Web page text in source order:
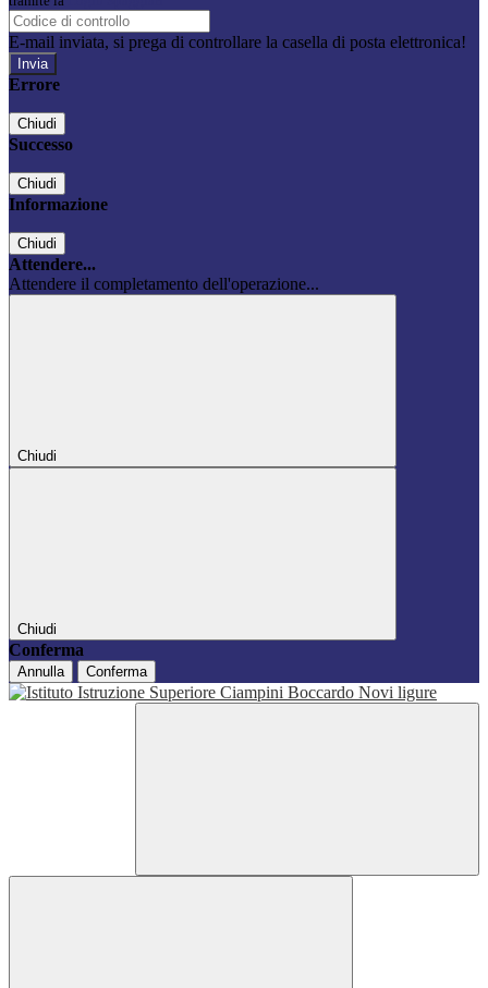
E-mail inviata, si prega di controllare la casella di posta elettronica!
Errore
Chiudi
Successo
Chiudi
Informazione
Chiudi
Attendere...
Attendere il completamento dell'operazione...
Chiudi
Chiudi
Conferma
Annulla Conferma